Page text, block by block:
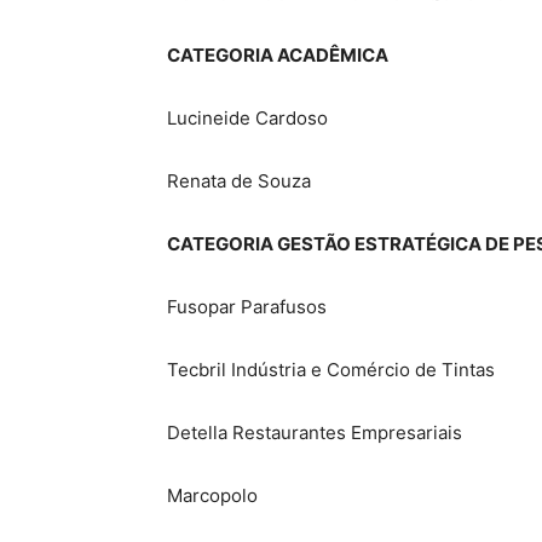
CATEGORIA ACADÊMICA
Lucineide Cardoso
Renata de Souza
CATEGORIA GESTÃO ESTRATÉGICA DE
Fusopar Parafusos
Tecbril Indústria e Comércio de Tintas
Detella Restaurantes Empresariais
Marcopolo